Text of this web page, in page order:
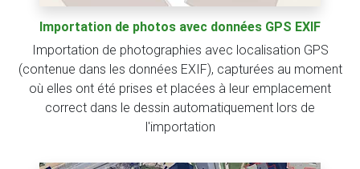
Importation de photos avec données GPS EXIF
Importation de photographies avec localisation GPS
(contenue dans les données EXIF), capturées au moment
où elles ont été prises et placées à leur emplacement
correct dans le dessin automatiquement lors de
l'importation